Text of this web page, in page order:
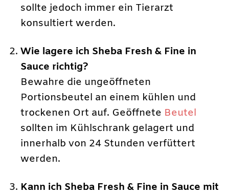
sollte jedoch immer ein Tierarzt
konsultiert werden.
Wie lagere ich Sheba Fresh & Fine in
Sauce richtig?
Bewahre die ungeöffneten
Portionsbeutel an einem kühlen und
trockenen Ort auf. Geöffnete Beutel
sollten im Kühlschrank gelagert und
innerhalb von 24 Stunden verfüttert
werden.
Kann ich Sheba Fresh & Fine in Sauce mit